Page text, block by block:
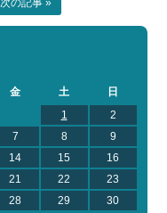
金 土
日
1
2
7 8
9
14 15
16
21 22
23
28 29
30